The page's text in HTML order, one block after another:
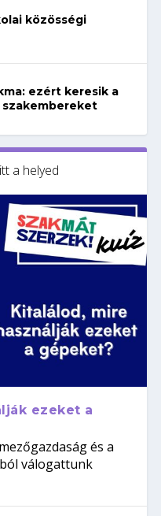
közösségi
ezért keresik a
a helyed
ezeket a
és a
válogattunk